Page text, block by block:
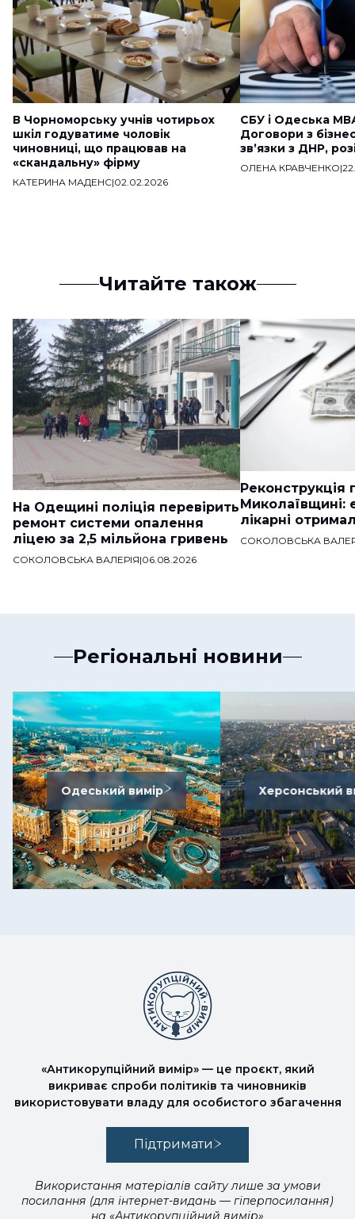
В Чорноморську учнів чотирьох
шкіл годуватиме чоловік
чиновниці, що працював на
«скандальну» фірму
КАТЕРИНА МАДЕНС|02.02.2026
СБУ і Одеська
Договори з
звʼязки з ДНР,
ОЛЕНА КРАВЧЕНКО|
Читайте також
На Одещині поліція перевірить
ремонт системи опалення
ліцею за 2,5 мільйона гривень
СОКОЛОВСЬКА ВАЛЕРІЯ|06.08.2026
Реконструкція
Миколаївщині:
лікарні
СОКОЛОВСЬКА
Регіональні новини
Одеський вимір Херсонський
«Антикорупційний вимір» — це проєкт, який
викриває спроби політиків та чиновників
використовувати владу для особистого збагачення
Підтримати
Використання матеріалів сайту лише за умови
посилання (для інтернет-видань — гіперпосилання)
на «Антикорупційний вимір»